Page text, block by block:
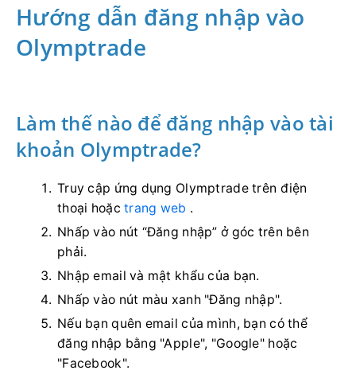
Hướng dẫn đăng nhập vào
Olymptrade
Làm thế nào để đăng nhập vào tài
khoản Olymptrade?
Truy cập ứng dụng Olymptrade trên điện
thoại hoặctrang web .
Nhấp vào nút “Đăng nhập” ở góc trên bên
phải.
Nhập email và mật khẩu của bạn.
Nhấp vào nút màu xanh "Đăng nhập".
Nếu bạn quên email của mình, bạn có thể
đăng nhập bằng "Apple", "Google" hoặc
"Facebook".